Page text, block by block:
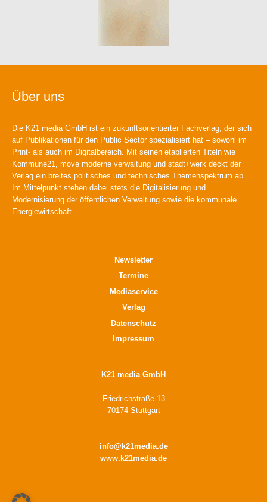
Über uns
Die K21 media GmbH ist ein zukunftsorientierter Fachverlag, der sich
auf Publikationen für den Public Sector spezialisiert hat – sowohl im
Print- als auch im Digitalbereich. Mit seinen etablierten Titeln wie
Kommune21, move moderne verwaltung und stadt+werk deckt der
Verlag ein breites politisches und technisches Themenspektrum ab.
Im Mittelpunkt stehen dabei stets die Digitalisierung und
Modernisierung der öffentlichen Verwaltung sowie die kommunale
Energiewirtschaft.
Newsletter
Termine
Mediaservice
Verlag
Datenschutz
Impressum
K21 media GmbH
Friedrichstraße 13
70174 Stuttgart
info@k21media.de
www.k21media.de